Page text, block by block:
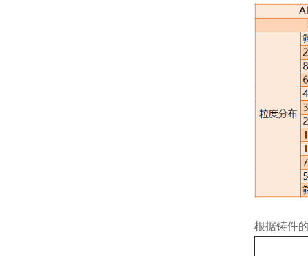
根据铸件